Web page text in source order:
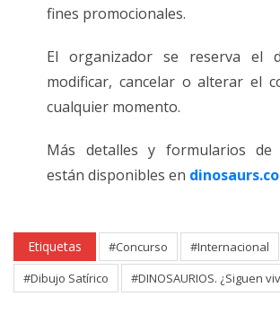
fines promocionales.
El organizador se reserva el
modificar, cancelar o alterar el
cualquier momento.
Más detalles y formularios de
están disponibles en
Etiquetas #Concurso
#Internacional
#Dibujo Satírico
#DINOSAURIOS. ¿Siguen